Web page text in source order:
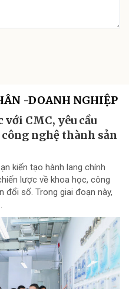
-DOANH NGHIỆP
CMC, yêu cầu
nghệ thành sản
kiến tạo hành lang chính
lược về khoa học, công
đổi số. Trong giai đoạn này,